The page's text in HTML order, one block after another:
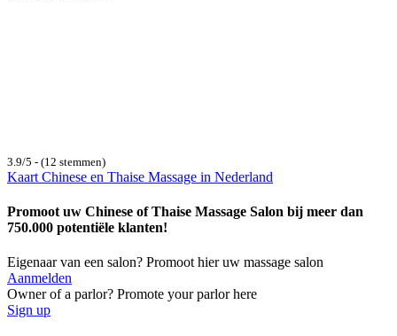
3.9/5 - (12 stemmen)
Kaart Chinese en Thaise Massage in Nederland
Promoot uw Chinese of Thaise Massage Salon bij meer dan
750.000 potentiële klanten!
Eigenaar van een salon? Promoot hier uw massage salon
Aanmelden
Owner of a parlor? Promote your parlor here
Sign up